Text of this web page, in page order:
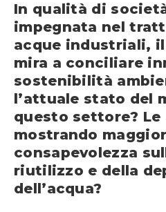
In qualità di
impegnata nel
acque industriali,
mira a conciliare
sostenibilità
l’attuale stato del
questo settore? Le
mostrando
consapevolezza
riutilizzo e della
dell’acqua?